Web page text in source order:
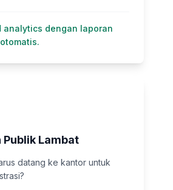
analytics dengan laporan
Publik Lambat
datang ke kantor untuk